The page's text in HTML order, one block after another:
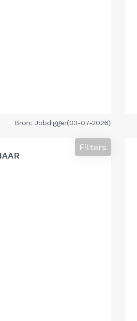
Bron: Jobdigger(03-07-2026)
Filters